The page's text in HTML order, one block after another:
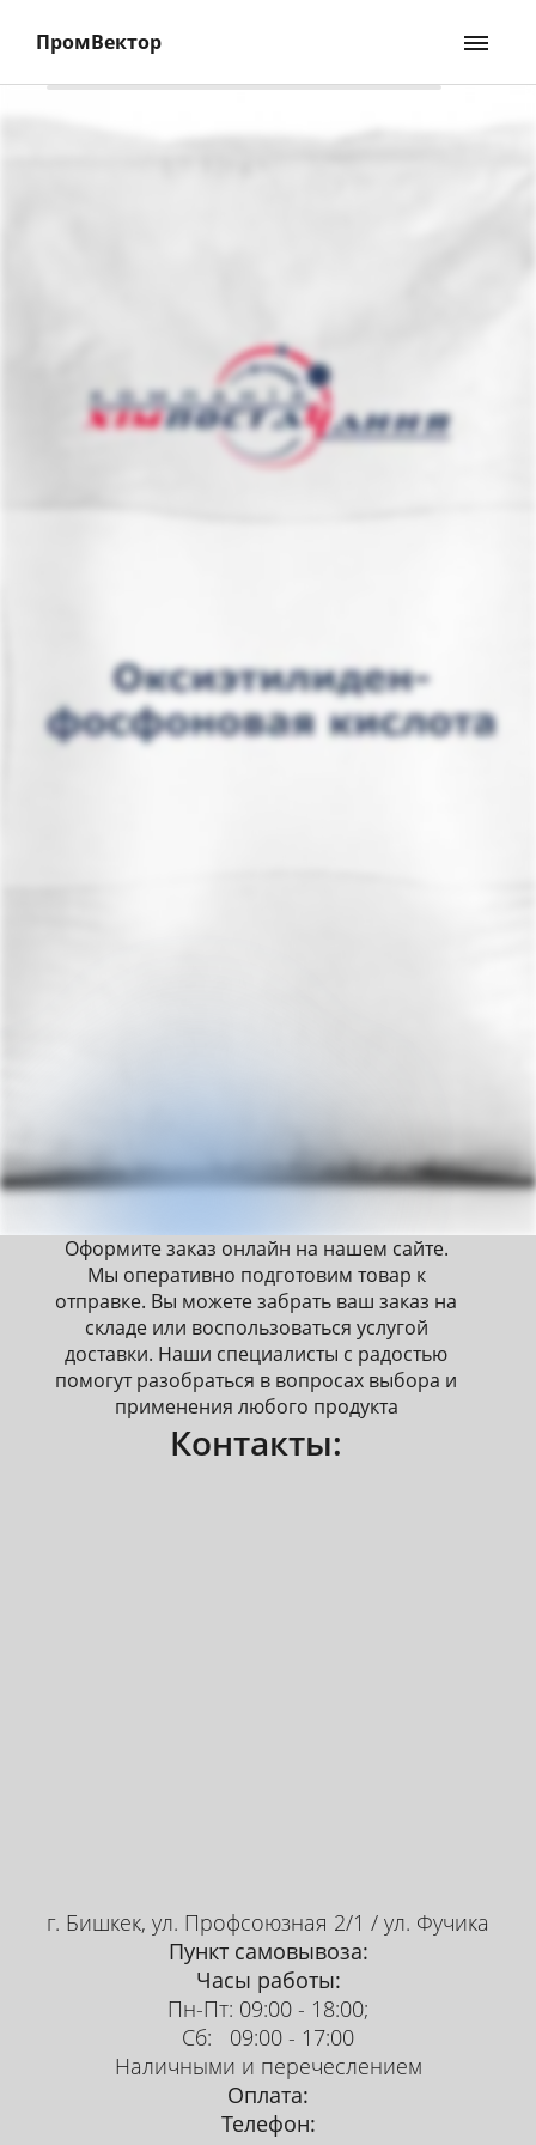
ПромВектор
О́ксиэтилиде́н
Оформите заказ онлайн на нашем сайте.
Мы оперативно подготовим товар к
отправке. Вы можете забрать ваш заказ на
складе или воспользоваться услугой
доставки. Наши специалисты с радостью
помогут разобраться в вопросах выбора и
применения любого продукта
Контакты:
г. Бишкек, ул. Профсоюзная 2/1 / ул. Фучика
Пункт самовывоза:
Часы работы:
Пн-Пт: 09:00 - 18:00;
Сб: 09:00 - 17:00
Наличными и перечеслением
Оплата:
Телефон: